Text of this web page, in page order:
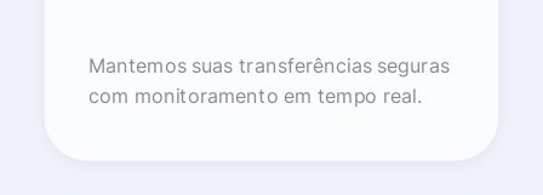
Mantemos suas transferências seguras
com monitoramento em tempo real.